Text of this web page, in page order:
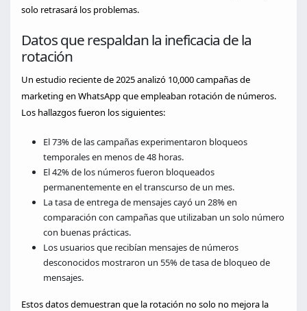
solo retrasará los problemas.
Datos que respaldan la ineficacia de la
rotación
Un estudio reciente de 2025 analizó 10,000 campañas de
marketing en WhatsApp que empleaban rotación de números.
Los hallazgos fueron los siguientes:
El 73% de las campañas experimentaron bloqueos
temporales en menos de 48 horas.
El 42% de los números fueron bloqueados
permanentemente en el transcurso de un mes.
La tasa de entrega de mensajes cayó un 28% en
comparación con campañas que utilizaban un solo número
con buenas prácticas.
Los usuarios que recibían mensajes de números
desconocidos mostraron un 55% de tasa de bloqueo de
mensajes.
Estos datos demuestran que la rotación no solo no mejora la